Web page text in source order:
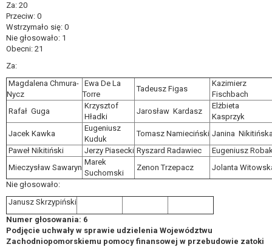
Za: 20
Przeciw: 0
Wstrzymało się: 0
Nie głosowało: 1
Obecni: 21
Za:
Magdalena Chmura-
Nycz
Ewa De La
Torre
Tadeusz Figas
Kazimierz
Fischbach
Rafał Guga
Krzysztof
Hładki
Jarosław Kardasz
Elżbieta
Kasprzyk
Jacek Kawka
Eugeniusz
Kuduk
Tomasz Namieciński Janina
Paweł Nikitiński
Jerzy Piasecki Ryszard Radawiec
Eugeniusz
Mieczysław Sawaryn
Marek
Suchomski
Zenon Trzepacz
Jolanta
Nie głosowało:
Janusz Skrzypiński
Numer głosowania: 6
Podjęcie uchwały w sprawie udzielenia Województwu
Zachodniopomorskiemu pomocy finansowej w przebudowie zatoki